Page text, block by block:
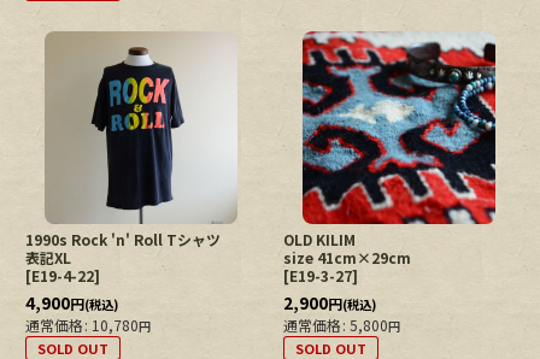
1990s Rock 'n' Roll Tシャツ
表記XL
[E19-4-22]
4,900円(税込)
通常価格: 10,780円
SOLD OUT
OLD KILIM
size 41cm×29cm
[E19-3-27]
2,900円(税込)
通常価格: 5,800円
SOLD OUT